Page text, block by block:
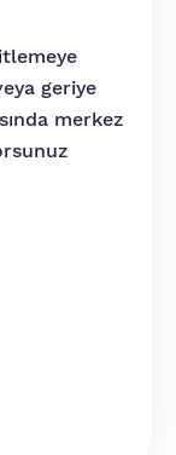
geriye
merkez